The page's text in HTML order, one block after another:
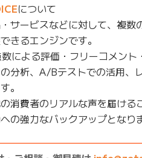
について
サービスなどに対して、複
きるエンジンです。
による評価・フリーコメン
分析、A/Bテストでの活用、
。
消費者のリアルな声を届け
の強力なバックアップとなり